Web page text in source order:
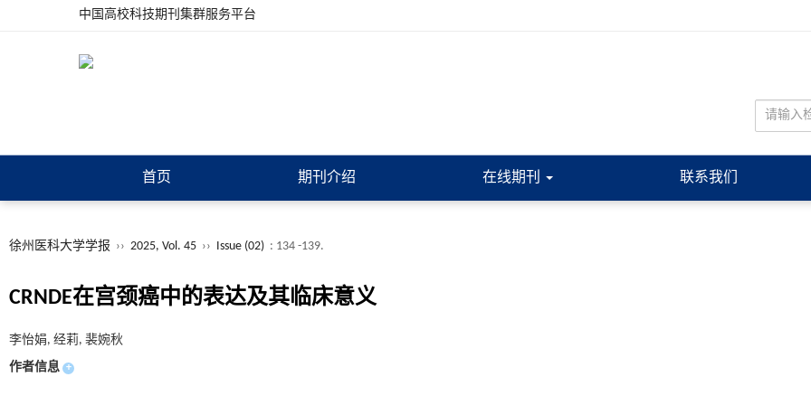
中国高校科技期刊集群服务平台
首页 期刊介绍 在线期刊 联系我们
徐州医科大学学报 ›› 2025, Vol. 45 ›› Issue (02) : 134 -139.
CRNDE在宫颈癌中的表达及其临床意义
李怡娟, 经莉, 裴婉秋
作者信息 +